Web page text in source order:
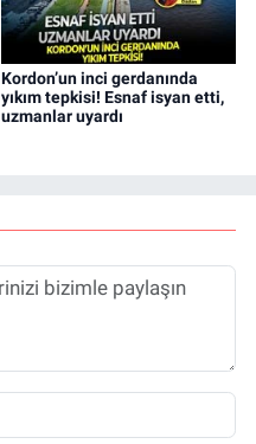
Kordon’un inci gerdanında
yıkım tepkisi! Esnaf isyan etti,
uzmanlar uyardı